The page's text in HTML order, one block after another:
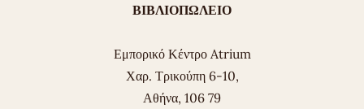
ΒΙΒΛΙΟΠΩΛΕΙΟ
Εμπορικό Κέντρο Atrium
Χαρ. Τρικούπη 6-10,
Αθήνα, 106 79